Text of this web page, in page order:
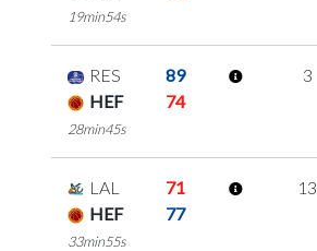
19min54s
RES
89
HEF
74
28min45s
3
LAL
71
HEF
77
33min55s
13